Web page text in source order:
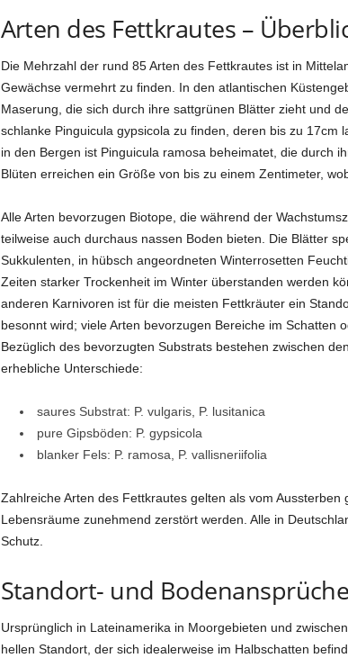
e
Arten des Fettkrautes –
Die Mehrzahl der rund 85 Arten des Fettkrautes ist in
Gewächse vermehrt zu finden. In den atlantischen
Maserung, die sich durch ihre sattgrünen Blätter zieht und
schlanke Pinguicula gypsicola zu finden, deren bis zu
in den Bergen ist Pinguicula ramosa beheimatet, die durch
Blüten erreichen ein Größe von bis zu einem Zentimeter,
Alle Arten bevorzugen Biotope, die während der
teilweise auch durchaus nassen Boden bieten. Die Blätter
Sukkulenten, in hübsch angeordneten Winterrosetten
Zeiten starker Trockenheit im Winter überstanden werden
anderen Karnivoren ist für die meisten Fettkräuter ein
besonnt wird; viele Arten bevorzugen Bereiche im Schatten
Bezüglich des bevorzugten Substrats bestehen zwischen
erhebliche Unterschiede:
saures Substrat: P. vulgaris, P. lusitanica
pure Gipsböden: P. gypsicola
blanker Fels: P. ramosa, P. vallisneriifolia
Zahlreiche Arten des Fettkrautes gelten als vom
Lebensräume zunehmend zerstört werden. Alle in
Schutz.
Standort- und Bodenansprüche
Ursprünglich in Lateinamerika in Moorgebieten und
hellen Standort, der sich idealerweise im Halbschatten